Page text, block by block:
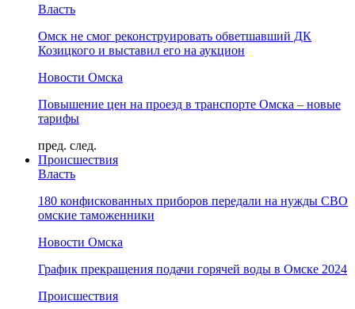
Власть
Омск не смог реконструировать обветшавший ДК
Козицкого и выставил его на аукцион
Новости Омска
Повышение цен на проезд в транспорте Омска – новые
тарифы
пред. след.
Происшествия
Власть
180 конфискованных приборов передали на нужды СВО
омские таможенники
Новости Омска
График прекращения подачи горячей воды в Омске 2024
Происшествия